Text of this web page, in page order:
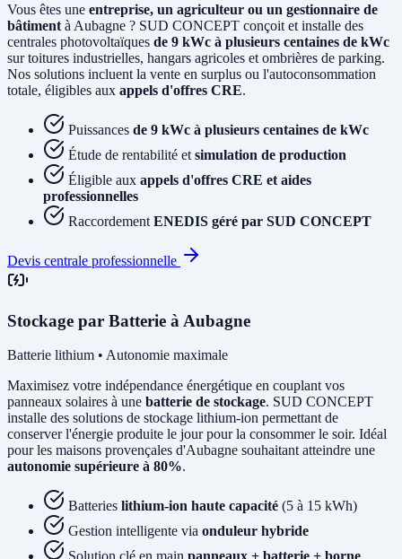
Vous êtes une entreprise, un agriculteur ou un gestionnaire de
bâtiment à Aubagne ? SUD CONCEPT conçoit et installe des
centrales photovoltaïques de 9 kWc à plusieurs centaines de kWc
sur toitures industrielles, hangars agricoles et ombrières de parking.
Nos solutions incluent la vente en surplus ou l'autoconsommation
totale, éligibles aux appels d'offres CRE.
Puissances de 9 kWc à plusieurs centaines de kWc
Étude de rentabilité et simulation de production
Éligible aux appels d'offres CRE et aides
professionnelles
Raccordement ENEDIS géré par SUD CONCEPT
Devis centrale professionnelle
Stockage par Batterie à Aubagne
Batterie lithium • Autonomie maximale
Maximisez votre indépendance énergétique en couplant vos
panneaux solaires à une batterie de stockage. SUD CONCEPT
installe des solutions de stockage lithium-ion permettant de
conserver l'énergie produite le jour pour la consommer le soir. Idéal
pour les maisons provençales d'Aubagne souhaitant atteindre une
autonomie supérieure à 80%.
Batteries lithium-ion haute capacité (5 à 15 kWh)
Gestion intelligente via onduleur hybride